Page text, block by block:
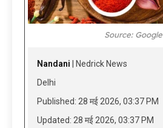
Source: Google
Nandani | Nedrick News
Delhi
Published: 28 मई 2026, 03:37 PM
Updated: 28 मई 2026, 03:37 PM